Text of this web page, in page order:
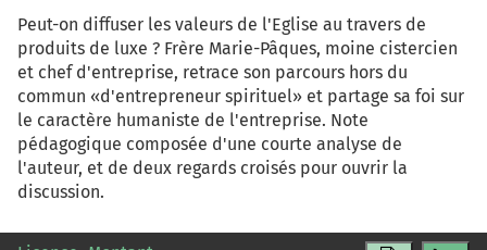
Peut-on diffuser les valeurs de l'Eglise au travers de
produits de luxe ? Frère Marie-Pâques, moine cistercien
et chef d'entreprise, retrace son parcours hors du
commun «d'entrepreneur spirituel» et partage sa foi sur
le caractère humaniste de l'entreprise. Note
pédagogique composée d'une courte analyse de
l'auteur, et de deux regards croisés pour ouvrir la
discussion.